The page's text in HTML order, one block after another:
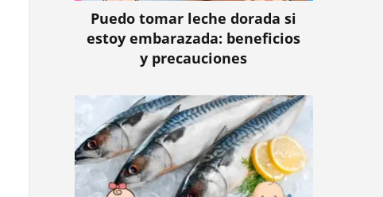
Puedo tomar leche dorada si
estoy embarazada: beneficios
y precauciones